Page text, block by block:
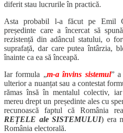
diferit stau lucrurile în practică.
Asta probabil l-a făcut pe Emil
președinte care a încercat să
rezistență din adâncul statului, o
suprafață, dar care putea întârzia,
înainte ca ea să înceapă.
Iar formula „m-a învins sistemul” a
ulterior a nuanțat sau a contestat
rămas însă în mentalul colectiv,
mereu drept un președinte ales cu
recunoască faptul că România
REȚELE ale SISTEMULUI) era
România electorală.